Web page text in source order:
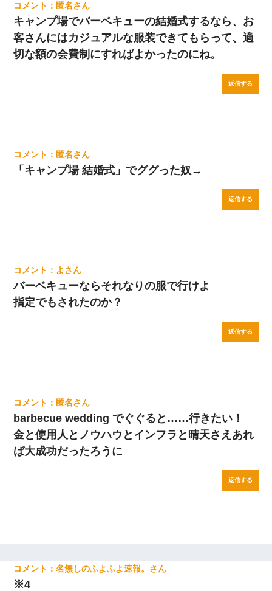
匿名
キャンプ場でバーベキューの結婚式するなら、お
客さんにはカジュアルな服装できてもらって、適
切な額の会費制にすればよかったのにね。
返信する
匿名
「キャンプ場 結婚式」でググった奴→
返信する
よ
バーベキューならそれなりの服で行けよ
指定でもされたのか？
返信する
匿名
barbecue wedding でぐぐると……行きたい！
金と使用人とノウハウとインフラと晴天さえあれ
ば大成功だったろうに
返信する
名無しのふよふよ速報。
※4